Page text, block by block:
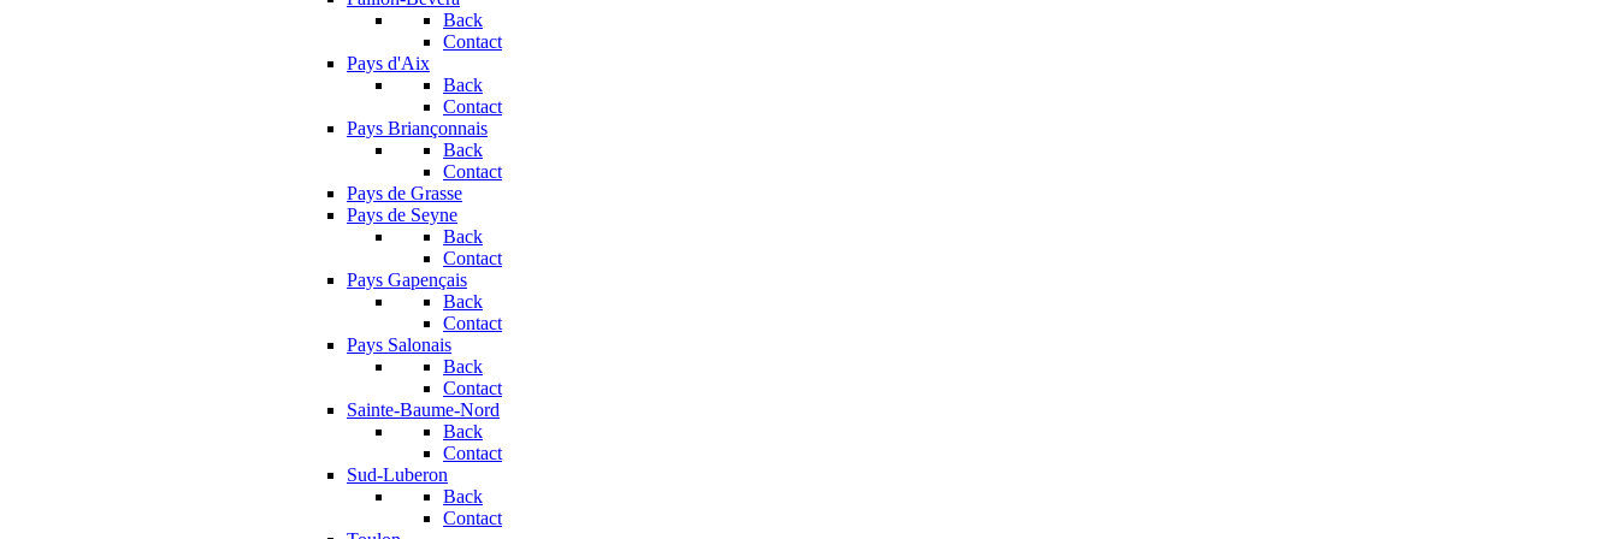
Back
Contact
Pays d'Aix
Back
Contact
Pays Briançonnais
Back
Contact
Pays de Grasse
Pays de Seyne
Back
Contact
Pays Gapençais
Back
Contact
Pays Salonais
Back
Contact
Sainte-Baume-Nord
Back
Contact
Sud-Luberon
Back
Contact